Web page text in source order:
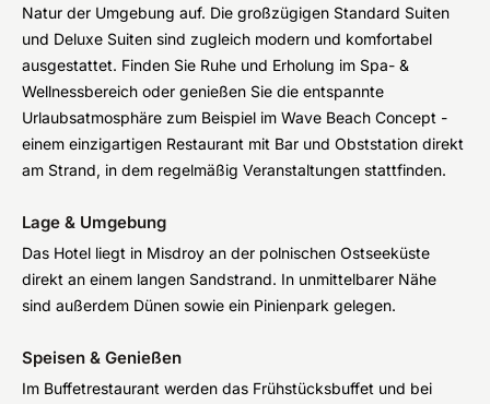
Natur der Umgebung auf. Die großzügigen Standard Suiten
und Deluxe Suiten sind zugleich modern und komfortabel
ausgestattet. Finden Sie Ruhe und Erholung im Spa- &
Wellnessbereich oder genießen Sie die entspannte
Urlaubsatmosphäre zum Beispiel im Wave Beach Concept -
einem einzigartigen Restaurant mit Bar und Obststation direkt
am Strand, in dem regelmäßig Veranstaltungen stattfinden.
Lage & Umgebung
Das Hotel liegt in Misdroy an der polnischen Ostseeküste
direkt an einem langen Sandstrand. In unmittelbarer Nähe
sind außerdem Dünen sowie ein Pinienpark gelegen.
Speisen & Genießen
Im Buffetrestaurant werden das Frühstücksbuffet und bei